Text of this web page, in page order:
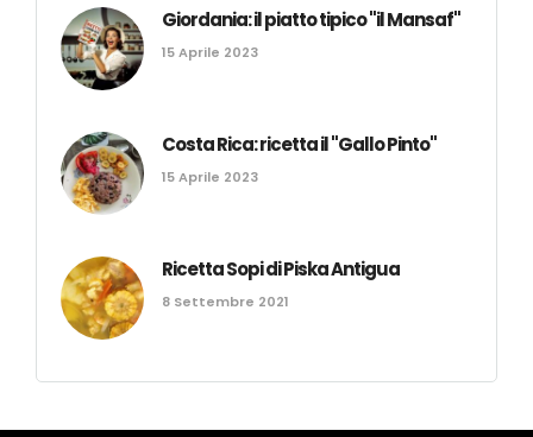
Giordania: il piatto tipico "il Mansaf"
15 Aprile 2023
Costa Rica: ricetta il "Gallo Pinto"
15 Aprile 2023
Ricetta Sopi di Piska Antigua
8 Settembre 2021